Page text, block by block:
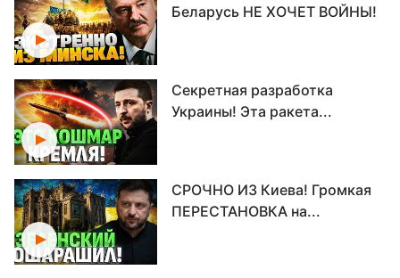
Беларусь НЕ ХОЧЕТ ВОЙНЫ!
Секретная разработка
Украины! Эта ракета...
СРОЧНО ИЗ Киева! Громкая
ПЕРЕСТАНОВКА на...